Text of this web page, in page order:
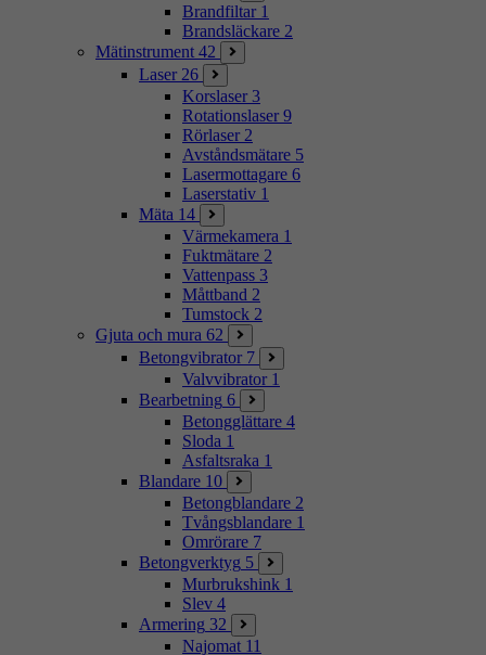
Brandfiltar 1
Brandsläckare 2
Mätinstrument 42
Laser 26
Korslaser 3
Rotationslaser 9
Rörlaser 2
Avståndsmätare 5
Lasermottagare 6
Laserstativ 1
Mäta 14
Värmekamera 1
Fuktmätare 2
Vattenpass 3
Måttband 2
Tumstock 2
Gjuta och mura 62
Betongvibrator 7
Valvvibrator 1
Bearbetning 6
Betongglättare 4
Sloda 1
Asfaltsraka 1
Blandare 10
Betongblandare 2
Tvångsblandare 1
Omrörare 7
Betongverktyg 5
Murbrukshink 1
Slev 4
Armering 32
Najomat 11